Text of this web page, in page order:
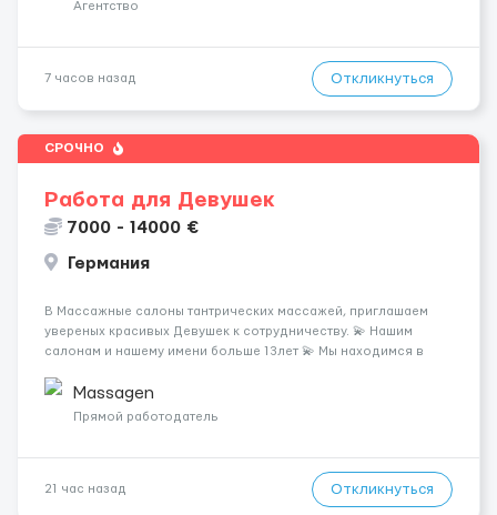
Агентство
7 часов назад Откликнуться
СРОЧНО
Работа для Девушек
7000 - 14000 €
Германия
В Массажные салоны тантрических массажей, приглашаем
увереных красивых Девушек к сотрудничеству. 💫 Нашим
салонам и нашему имени больше 13лет 💫 Мы находимся в
заработная плата 💚Мы гарантируем Наличие работы. Поток 💝
incall / Out...
Massagen
Прямой работодатель
21 час назад Откликнуться